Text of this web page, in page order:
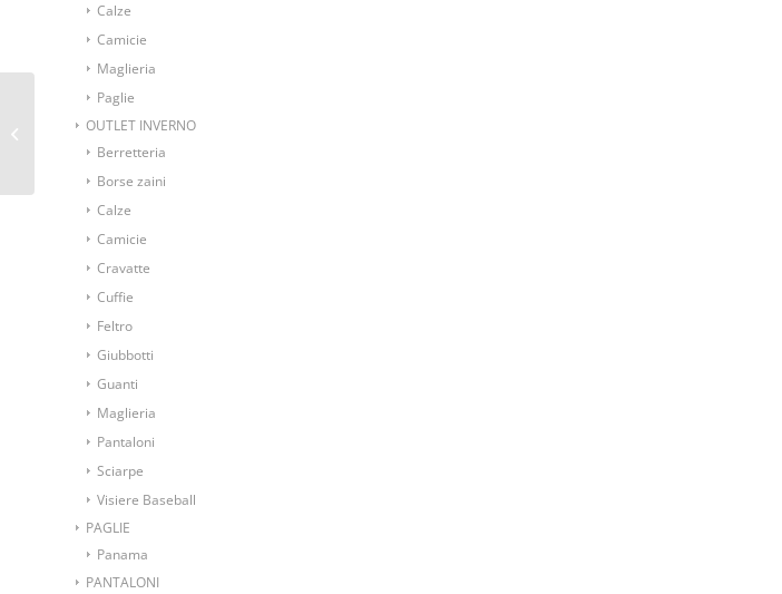
Calze
Camicie
Maglieria
Paglie
OUTLET INVERNO
Berretteria
Borse zaini
Calze
Camicie
Cravatte
Cuffie
Feltro
Giubbotti
Guanti
Maglieria
Pantaloni
Sciarpe
Visiere Baseball
PAGLIE
Panama
PANTALONI
Pochette tinta unita in
colore verde